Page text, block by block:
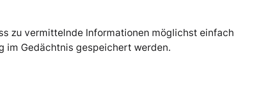
zu vermittelnde Informationen möglichst einfach
im Gedächtnis gespeichert werden.